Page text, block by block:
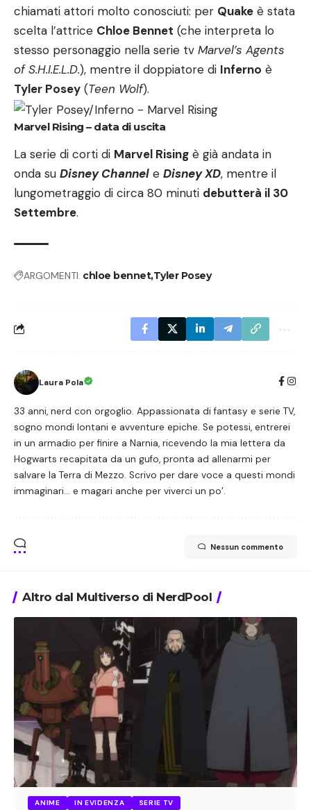
chiamati attori molto conosciuti: per Quake è stata
scelta l’attrice Chloe Bennet (che interpreta lo
stesso personaggio nella serie tv Marvel’s Agents
of S.H.I.E.L.D.), mentre il doppiatore di Inferno è
Tyler Posey (Teen Wolf).
Marvel Rising – data di uscita
La serie di corti di Marvel Rising è già andata in
onda su Disney Channel e Disney XD, mentre il
lungometraggio di circa 80 minuti debutterà il 30
Settembre.
ARGOMENTI: chloe bennetTyler Posey
Laura Pola
33 anni, nerd con orgoglio. Appassionata di fantasy e serie TV,
sogno mondi lontani e avventure epiche. Se potessi, entrerei
in un armadio per finire a Narnia, ricevendo la mia lettera da
Hogwarts recapitata da un gufo, pronta ad allenarmi per
salvare la Terra di Mezzo. Scrivo per dare voce a questi mondi
immaginari… e magari anche per viverci un po’.
Nessun commento
Altro dal Multiverso di NerdPool
ANIME IN EVIDENZA SERIE TV